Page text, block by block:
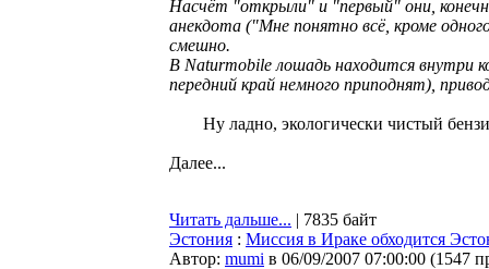
Насчёт "открыли" и "первый" они,
анекдота ("Мне понятно всё, кроме
смешно.
В Naturmobile лошадь находится внутри
передний край немного приподнят),
Ну ладно, экологически чистый
Далее...
Читать дальше... | 7835 байт
Эстония : Миссия в Ираке обходится
Автор: mumi в 06/09/2007 07:00:00 (1547